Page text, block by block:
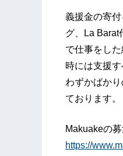
義援金の寄
グ、La Barat
で仕事をし
時には支援
わずかばか
ております。
Makuakeの
https://